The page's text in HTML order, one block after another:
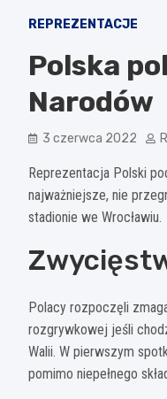
REPREZENTACJE
Polska
Narodów
3 czerwca 2022
Reprezentacja Polski
najważniejsze, nie
stadionie we Wrocławiu.
Polacy rozpoczęli
rozgrywkowej jeśli
Walii. W pierwszym
pomimo niepełnego